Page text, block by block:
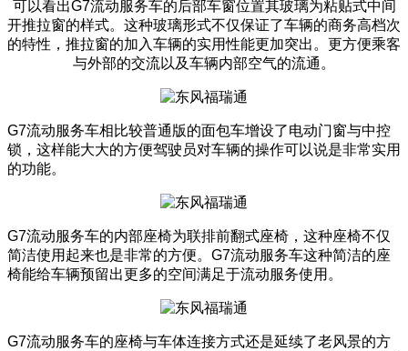
可以看出G7流动服务车的后部车窗位置其玻璃为粘贴式中间
开推拉窗的样式。这种玻璃形式不仅保证了车辆的商务高档次
的特性，推拉窗的加入车辆的实用性能更加突出。更方便乘客
与外部的交流以及车辆内部空气的流通。
G7流动服务车相比较普通版的面包车增设了电动门窗与中控
锁，这样能大大的方便驾驶员对车辆的操作可以说是非常实用
的功能。
G7流动服务车的内部座椅为联排前翻式座椅，这种座椅不仅
简洁使用起来也是非常的方便。 G7流动服务车这种简洁的座
椅能给车辆预留出更多的空间满足于流动服务使用。
G7流动服务车的座椅与车体连接方式还是延续了老风景的方